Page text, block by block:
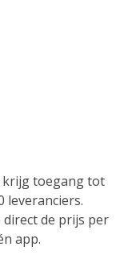
krijg toegang tot
leveranciers.
direct de prijs per
app.